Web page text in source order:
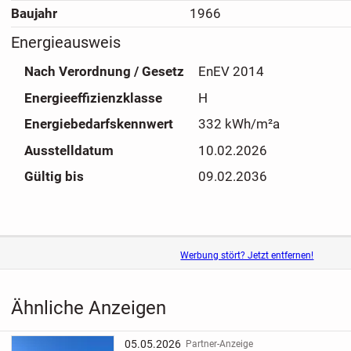
Der pflegeleicht angelegte Garten verfügt über eine
liebevoll gestaltete Beete und bietet vielfältige
Rückzugsort, Spielfläche oder für Gartenliebhaber. Eine
Abstellraum sowie zusätzliche Stellplätze ergänzen das
ausreichend Stauraum und Parkmöglichkeiten.
Diese Immobilie richtet sich insbesondere an Käufer, die
schätzen und das Potenzial eines Hauses erkennen, das
Baujahr 1966
Energieausweis
Nach Verordnung / Gesetz
EnEV 2014
Energieeffizienzklasse
H
Energiebedarfskennwert
332 kWh/m²a
Ausstelldatum
10.02.2026
Gültig bis
09.02.2036
Werbung stört? Jetzt entfernen!
Ähnliche Anzeigen
05.05.2026 Partner-Anzeige